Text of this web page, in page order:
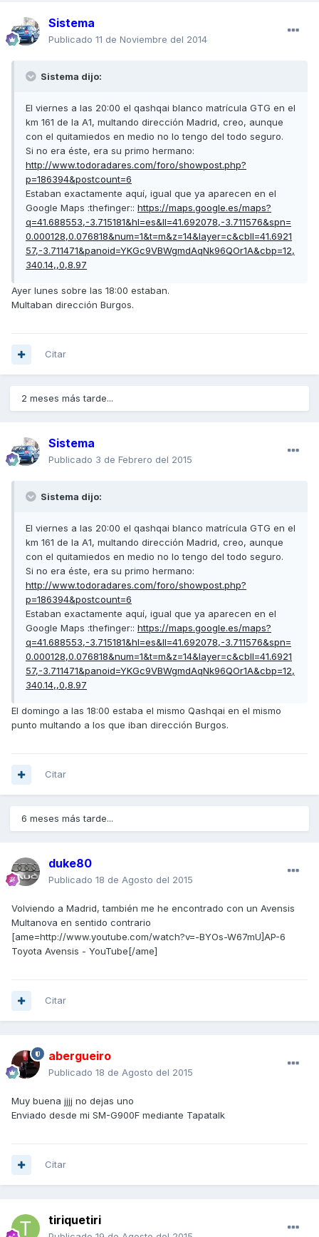
Sistema
Publicado 11 de Noviembre del 2014
Sistema dijo:
El viernes a las 20:00 el qashqai blanco matrícula GTG en el
km 161 de la A1, multando dirección Madrid, creo, aunque
con el quitamiedos en medio no lo tengo del todo seguro.
Si no era éste, era su primo hermano:
http://www.todoradares.com/foro/showpost.php?
p=186394&postcount=6
Estaban exactamente aquí, igual que ya aparecen en el
Google Maps :thefinger:: https://maps.google.es/maps?
q=41.688553,-3.715181&hl=es&ll=41.692078,-3.711576&spn=
0.000128,0.076818&num=1&t=m&z=14&layer=c&cbll=41.6921
57,-3.711471&panoid=YKGc9VBWgmdAqNk96QOr1A&cbp=12,
340.14,,0,8.97
Ayer lunes sobre las 18:00 estaban.
Multaban dirección Burgos.
Citar
2 meses más tarde...
Sistema
Publicado 3 de Febrero del 2015
Sistema dijo:
El viernes a las 20:00 el qashqai blanco matrícula GTG en el
km 161 de la A1, multando dirección Madrid, creo, aunque
con el quitamiedos en medio no lo tengo del todo seguro.
Si no era éste, era su primo hermano:
http://www.todoradares.com/foro/showpost.php?
p=186394&postcount=6
Estaban exactamente aquí, igual que ya aparecen en el
Google Maps :thefinger:: https://maps.google.es/maps?
q=41.688553,-3.715181&hl=es&ll=41.692078,-3.711576&spn=
0.000128,0.076818&num=1&t=m&z=14&layer=c&cbll=41.6921
57,-3.711471&panoid=YKGc9VBWgmdAqNk96QOr1A&cbp=12,
340.14,,0,8.97
El domingo a las 18:00 estaba el mismo Qashqai en el mismo
punto multando a los que iban dirección Burgos.
Citar
6 meses más tarde...
duke80
Publicado 18 de Agosto del 2015
Volviendo a Madrid, también me he encontrado con un Avensis
Multanova en sentido contrario
[ame=http://www.youtube.com/watch?v=-BYOs-W67mU]AP-6
Toyota Avensis - YouTube[/ame]
Citar
abergueiro
Publicado 18 de Agosto del 2015
Muy buena jjjj no dejas uno
Enviado desde mi SM-G900F mediante Tapatalk
Citar
tiriquetiri